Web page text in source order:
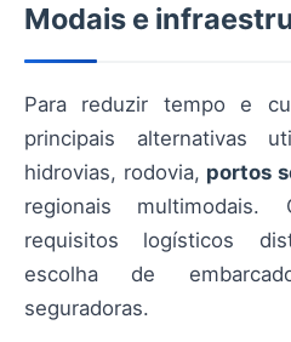
Modais e
Para reduzir tempo e
principais alternativas
hidrovias, rodovia, portos
regionais multimodais.
requisitos logísticos
escolha de
seguradoras.